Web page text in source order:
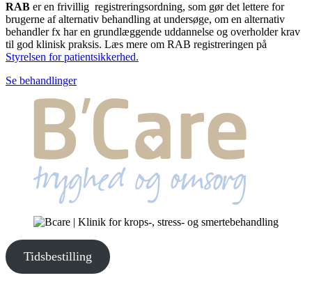
RAB er en frivillig registreringsordning, som gør det lettere for
brugerne af alternativ behandling at undersøge, om en alternativ
behandler fx har en grundlæggende uddannelse og overholder krav
til god klinisk praksis. Læs mere om RAB registreringen på
Styrelsen for patientsikkerhed.
Se behandlinger
Tidsbestilling